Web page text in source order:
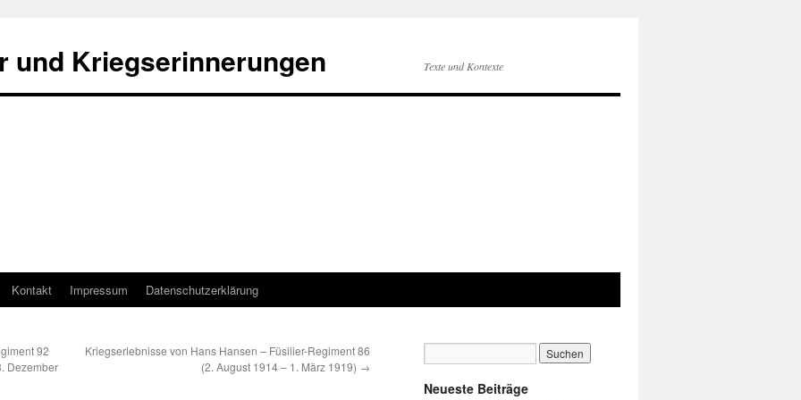
und Kriegserinnerungen Texte und Kontexte
Kontakt Impressum Datenschutzerklärung
92
Dezember
Kriegserlebnisse von Hans Hansen – Füsilier-Regiment 86
(2. August 1914 – 1. März 1919) →
Neueste Beiträge